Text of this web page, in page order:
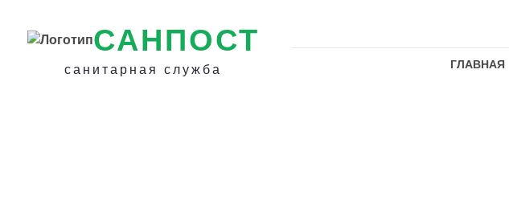
САНПОСТ
санитарная служба ГЛАВНАЯ